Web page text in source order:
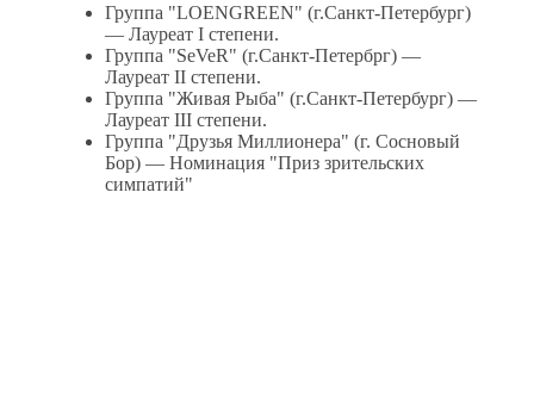
Группа "LOENGREEN" (г.Санкт-Петербург)
— Лауреат I степени.
Группа "SeVeR" (г.Санкт-Петербрг) —
Лауреат II степени.
Группа "Живая Рыба" (г.Санкт-Петербург) —
Лауреат III степени.
Группа "Друзья Миллионера" (г. Сосновый
Бор) — Номинация "Приз зрительских
симпатий"